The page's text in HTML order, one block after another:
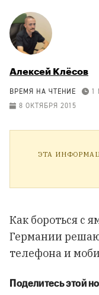
Алексей Клёсов
ВРЕМЯ НА ЧТЕНИЕ
1
8 ОКТЯБРЯ 2015
ЭТА
Как бороться с
Германии
телефона и
Поделитесь этой